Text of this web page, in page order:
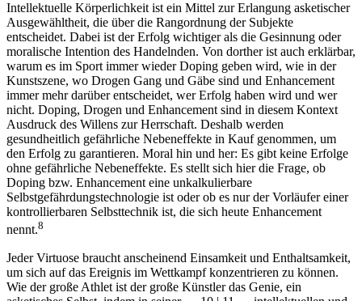
Intellektuelle Körperlichkeit ist ein Mittel zur Erlangung asketischer
Ausgewähltheit, die über die Rangordnung der Subjekte
entscheidet. Dabei ist der Erfolg wichtiger als die Gesinnung oder
moralische Intention des Handelnden. Von dorther ist auch erklärbar,
warum es im Sport immer wieder Doping geben wird, wie in der
Kunstszene, wo Drogen Gang und Gäbe sind und Enhancement
immer mehr darüber entscheidet, wer Erfolg haben wird und wer
nicht. Doping, Drogen und Enhancement sind in diesem Kontext
Ausdruck des Willens zur Herrschaft. Deshalb werden
gesundheitlich gefährliche Nebeneffekte in Kauf genommen, um
den Erfolg zu garantieren. Moral hin und her: Es gibt keine Erfolge
ohne gefährliche Nebeneffekte. Es stellt sich hier die Frage, ob
Doping bzw. Enhancement eine unkalkulierbare
Selbstgefährdungstechnologie ist oder ob es nur der Vorläufer einer
kontrollierbaren Selbsttechnik ist, die sich heute Enhancement
nennt.8
Jeder Virtuose braucht anscheinend Einsamkeit und Enthaltsamkeit,
um sich auf das Ereignis im Wettkampf konzentrieren zu können.
Wie der große Athlet ist der große Künstler das Genie, ein